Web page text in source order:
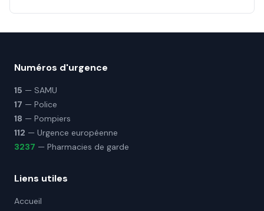
Numéros d'urgence
15 — SAMU
17 — Police
18 — Pompiers
112 — Urgence européenne
3237 — Pharmacies de garde
Liens utiles
Accueil